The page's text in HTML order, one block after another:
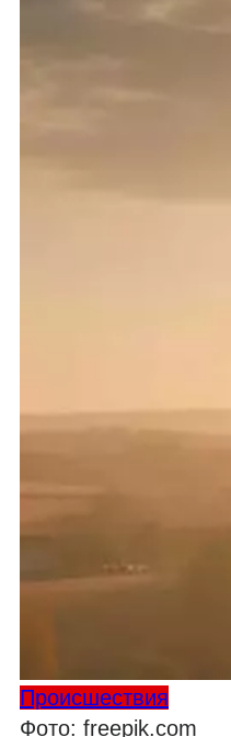
Происшествия
Фото: freepik.com